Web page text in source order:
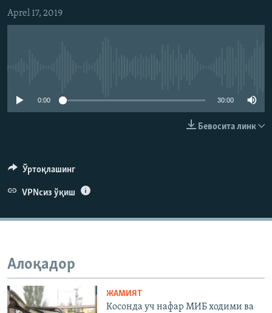
Aprel 17, 2019
0:00 30:00
Бевосита линк
Ўртоқлашинг
VPNсиз ўқиш
Алоқадор
ЖАМИЯТ
Косонда уч нафар МИБ ходими ва